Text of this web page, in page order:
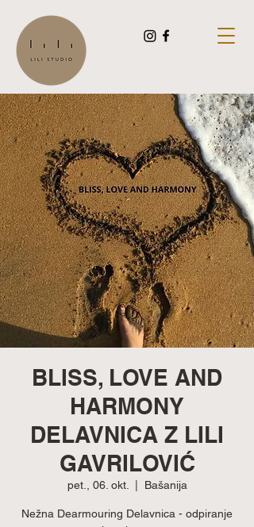
BLISS, LOVE AND
HARMONY
DELAVNICA Z LILI
GAVRILOVIĆ
pet., 06. okt. Bašanija
Nežna Dearmouring Delavnica - odpiranje